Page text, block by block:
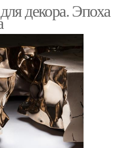
декора. Эпоха